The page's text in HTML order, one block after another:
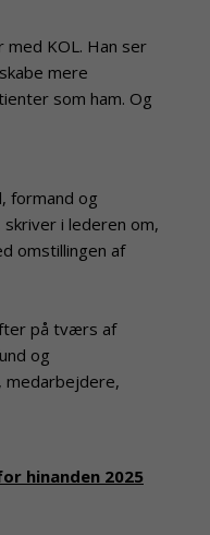
KOL. Han ser
mere
som ham. Og
formand og
i lederen om,
omstillingen af
på tværs af
og
medarbejdere,
hinanden 2025